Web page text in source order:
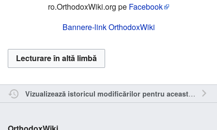
ro.OrthodoxWiki.org pe Facebook
Bannere-link OrthodoxWiki
Lecturare în altă limbă
Vizualizează istoricul modificărilor pentru această pagină.